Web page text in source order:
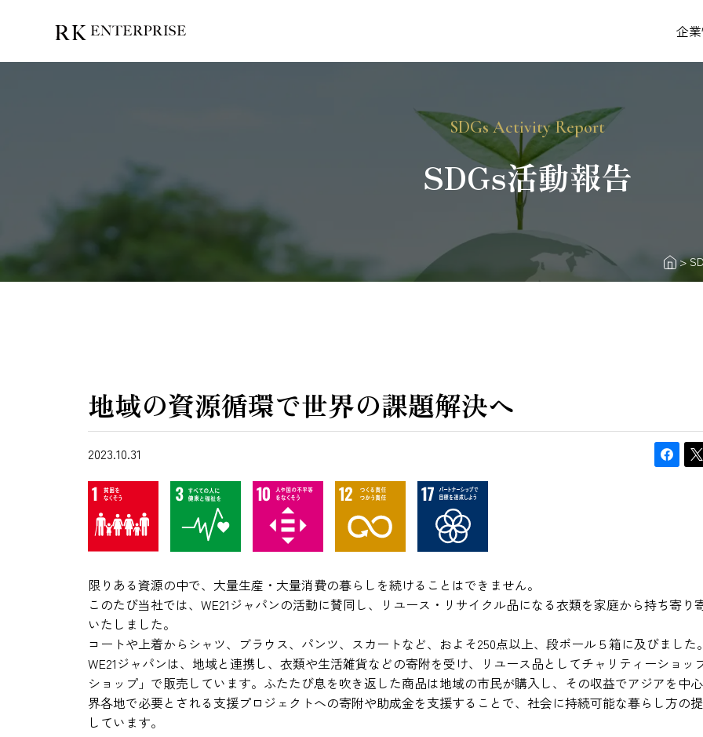
企
SDGs Activity Report
SDGs活動報告
>
地域の資源循環で世界の課題解決へ
2023.10.31
限りある資源の中で、大量生産・大量消費の暮らしを続けることはできません。
このたび当社では、WE21ジャパンの活動に賛同し、リユース・リサイクル品になる衣類を家庭から持ち寄り
いたしました。
コートや上着からシャツ、ブラウス、パンツ、スカートなど、およそ250点以上、段ボール５箱に及びました
WE21ジャパンは、地域と連携し、衣類や生活雑貨などの寄附を受け、リユース品としてチャリティーショッ
ショップ」で販売しています。ふたたび息を吹き返した商品は地域の市民が購入し、その収益でアジアを中
界各地で必要とされる支援プロジェクトへの寄附や助成金を支援することで、社会に持続可能な暮らし方の
しています。